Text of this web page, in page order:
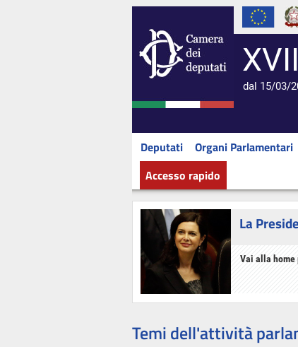
dal 15/03/
Deputati Organi Parlamentari
Accesso rapido
La
Vai alla
Temi dell'attività